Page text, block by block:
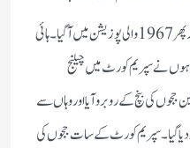
الہ آباد ہائی کورٹ کی اس رولنگ کے بعد معاملہ پھر 1967 والی پوزیشن میں آگیا۔ ہائی
نے سپریم کورٹ میں چیلنج
تین ججوں کی بنچ کے روبرو آیا اور وہاں سے
گیا۔ سپریم کورٹ کے سات ججوں کی